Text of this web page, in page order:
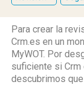
Para crear la
Crm.es en un
MyWOT. Por
suficiente si Crm
descubrimos